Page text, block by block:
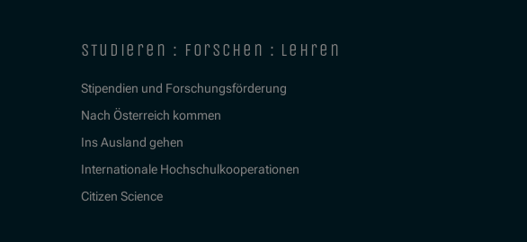
studieren : forschen : lehren
Stipendien und Forschungsförderung
Nach Österreich kommen
Ins Ausland gehen
Internationale Hochschulkooperationen
Citizen Science